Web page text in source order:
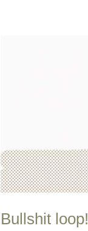
Bullshit loop!